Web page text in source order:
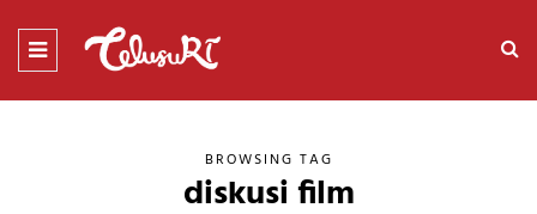
BROWSING TAG
diskusi film